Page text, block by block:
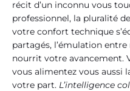
récit d’un inconnu vous
professionnel, la pluralité
votre confort technique
partagés, l’émulation
nourrit votre avancement.
vous alimentez vous aussi
votre part. L’intelligence